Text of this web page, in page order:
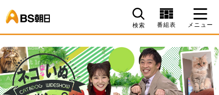
検索 番組表 メニュー